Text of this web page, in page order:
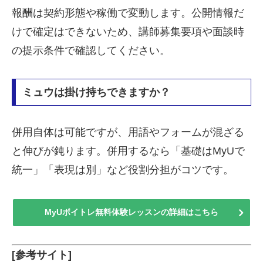
報酬は契約形態や稼働で変動します。公開情報だ
けで確定はできないため、講師募集要項や面談時
の提示条件で確認してください。
ミュウは掛け持ちできますか？
併用自体は可能ですが、用語やフォームが混ざる
と伸びが鈍ります。併用するなら「基礎はMyUで
統一」「表現は別」など役割分担がコツです。
MyUボイトレ無料体験レッスンの詳細はこちら
[参考サイト]